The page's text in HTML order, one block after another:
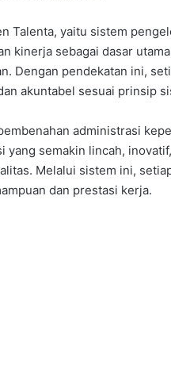
Talenta, yaitu sistem
kinerja sebagai dasar
Dengan pendekatan ini,
akuntabel sesuai prinsip
administrasi
semakin lincah,
Melalui sistem ini,
dan prestasi kerja.